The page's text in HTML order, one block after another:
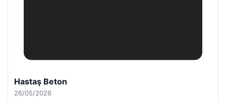
Hastaş Beton
26/05/2026